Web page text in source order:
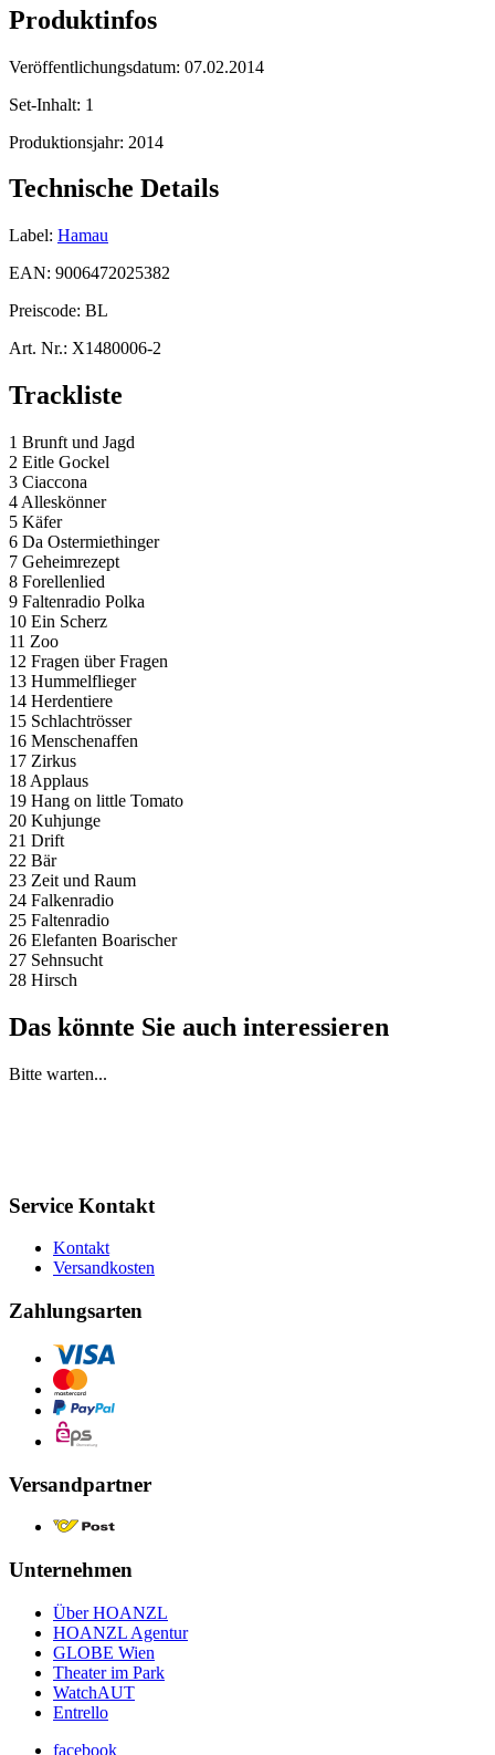
Produktinfos
Veröffentlichungsdatum: 07.02.2014
Set-Inhalt: 1
Produktionsjahr: 2014
Technische Details
Label: Hamau
EAN: 9006472025382
Preiscode: BL
Art. Nr.: X1480006-2
Trackliste
1 Brunft und Jagd
2 Eitle Gockel
3 Ciaccona
4 Alleskönner
5 Käfer
6 Da Ostermiethinger
7 Geheimrezept
8 Forellenlied
9 Faltenradio Polka
10 Ein Scherz
11 Zoo
12 Fragen über Fragen
13 Hummelflieger
14 Herdentiere
15 Schlachtrösser
16 Menschenaffen
17 Zirkus
18 Applaus
19 Hang on little Tomato
20 Kuhjunge
21 Drift
22 Bär
23 Zeit und Raum
24 Falkenradio
25 Faltenradio
26 Elefanten Boarischer
27 Sehnsucht
28 Hirsch
Das könnte Sie auch interessieren
Bitte warten...
Service Kontakt
Kontakt
Versandkosten
Zahlungsarten
Versandpartner
Unternehmen
Über HOANZL
HOANZL Agentur
GLOBE Wien
Theater im Park
WatchAUT
Entrello
facebook